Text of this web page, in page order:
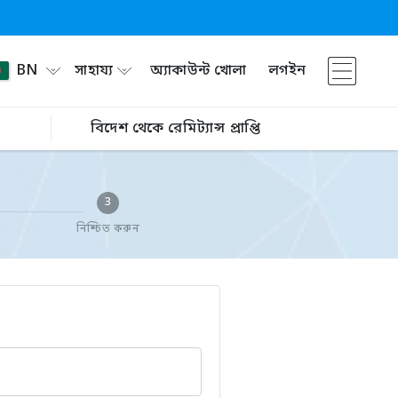
BN সাহায্য অ্যাকাউন্ট খোলা লগইন
বিদেশ থেকে রেমিট্যান্স প্রাপ্তি
3
নিশ্চিত করুন